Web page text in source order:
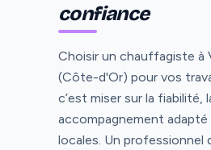
confiance
Choisir un chauffagiste à
(Côte-d'Or) pour vos
c’est miser sur la fiabilité,
accompagnement
locales. Un professionnel